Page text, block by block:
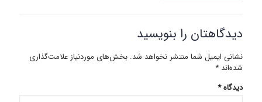
دیدگاهتان را بنویسید
نشانی ایمیل شما منتشر نخواهد شد. بخش‌های موردنیاز علامت‌گذاری
شده‌اند *
دیدگاه*